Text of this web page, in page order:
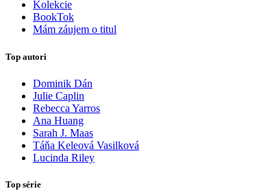
Kolekcie
BookTok
Mám záujem o titul
Top autori
Dominik Dán
Julie Caplin
Rebecca Yarros
Ana Huang
Sarah J. Maas
Táňa Keleová Vasilková
Lucinda Riley
Top série